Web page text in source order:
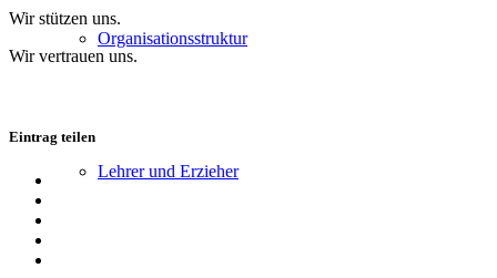
Organisationsstruktur
Lehrer und Erzieher
Wir stützen uns.
Wir vertrauen uns.
Eintrag teilen
Teilen